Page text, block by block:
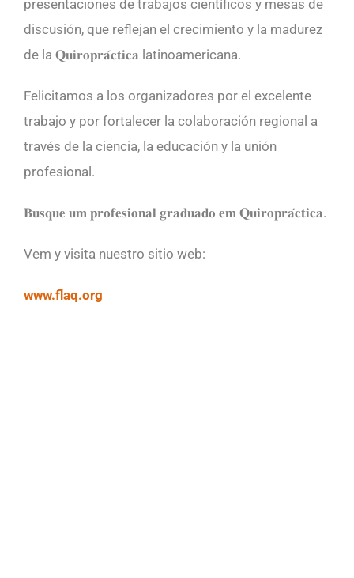
presentaciones de trabajos científicos y mesas de
discusión, que reflejan el crecimiento y la madurez
de la 𝐐𝐮𝐢𝐫𝐨𝐩𝐫𝐚́𝐜𝐭𝐢𝐜𝐚 latinoamericana.
Felicitamos a los organizadores por el excelente
trabajo y por fortalecer la colaboración regional a
través de la ciencia, la educación y la unión
profesional.
𝐁𝐮𝐬𝐪𝐮𝐞 𝐮𝐦 𝐩𝐫𝐨𝐟𝐞𝐬𝐢𝐨𝐧𝐚𝐥 𝐠𝐫𝐚𝐝𝐮𝐚𝐝𝐨 𝐞𝐦 𝐐𝐮𝐢𝐫𝐨𝐩𝐫𝐚́𝐜𝐭𝐢𝐜𝐚.
Vem y visita nuestro sitio web:
www.flaq.org